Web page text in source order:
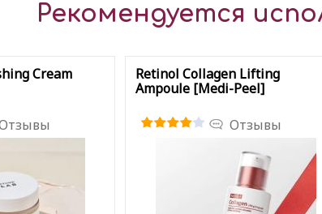
Рекомендуется
Cream
Retinol Collagen Lifting
Ampoule [Medi-Peel]
Отзывы